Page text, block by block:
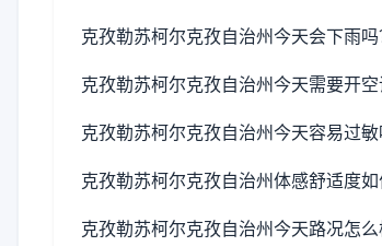
克孜勒苏柯尔克孜自治州今天会下雨吗
克孜勒苏柯尔克孜自治州今天需要开空
克孜勒苏柯尔克孜自治州今天容易过敏
克孜勒苏柯尔克孜自治州体感舒适度如
克孜勒苏柯尔克孜自治州今天路况怎么